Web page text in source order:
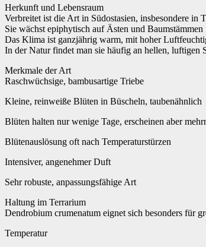
Herkunft und Lebensraum
Verbreitet ist die Art in Südostasien, insbesondere
Sie wächst epiphytisch auf Ästen und
Das Klima ist ganzjährig warm, mit hoher
In der Natur findet man sie häufig an hellen,
Merkmale der Art
Raschwüchsige, bambusartige Triebe
Kleine, reinweiße Blüten in Büscheln, taubenähnlich
Blüten halten nur wenige Tage, erscheinen aber
Blütenauslösung oft nach Temperaturstürzen
Intensiver, angenehmer Duft
Sehr robuste, anpassungsfähige Art
Haltung im Terrarium
Dendrobium crumenatum eignet sich besonders für
Temperatur